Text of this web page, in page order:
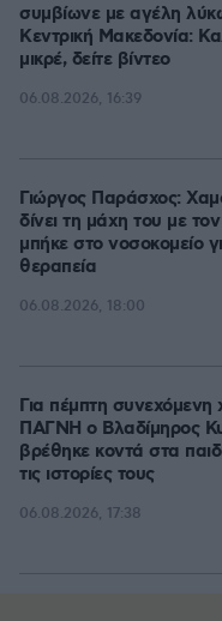
συμβίωνε με αγέλη
Κεντρική Μακεδονία:
μικρέ, δείτε βίντεο
06.08.2026, 16:39
Γιώργος Παράσχος:
δίνει τη μάχη του με
μπήκε στο νοσοκομείο
θεραπεία
06.08.2026, 18:00
Για πέμπτη συνεχόμενη
ΠΑΓΝΗ ο Βλαδίμηρος
βρέθηκε κοντά στα
τις ιστορίες τους
06.08.2026, 17:38